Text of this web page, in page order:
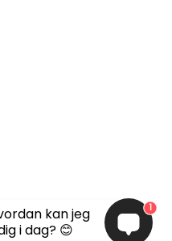
kan jeg
i dag? 😊
1